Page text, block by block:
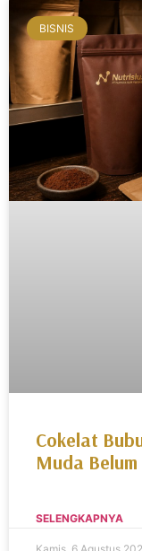
BISNIS
Cokelat
Muda
SELENGKAPNYA